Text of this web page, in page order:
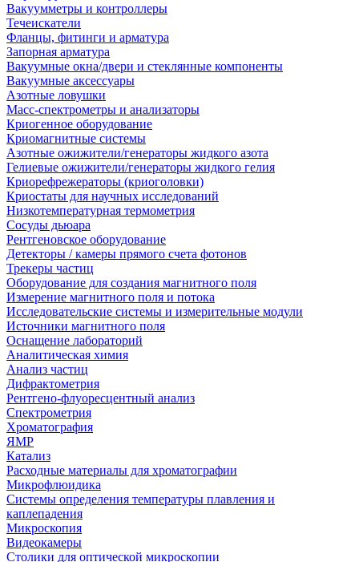
Вакуумметры и контроллеры
Течеискатели
Фланцы, фитинги и арматура
Запорная арматура
Вакуумные окна/двери и стеклянные компоненты
Вакуумные аксессуары
Азотные ловушки
Масс-спектрометры и анализаторы
Криогенное оборудование
Криомагнитные системы
Азотные ожижители/генераторы жидкого азота
Гелиевые ожижители/генераторы жидкого гелия
Криорефрежераторы (криоголовки)
Криостаты для научных исследований
Низкотемпературная термометрия
Сосуды дьюара
Рентгеновское оборудование
Детекторы / камеры прямого счета фотонов
Трекеры частиц
Оборудование для создания магнитного поля
Измерение магнитного поля и потока
Исследовательские системы и измерительные модули
Источники магнитного поля
Оснащение лабораторий
Аналитическая химия
Анализ частиц
Дифрактометрия
Рентгено-флуоресцентный анализ
Спектрометрия
Хроматография
ЯМР
Катализ
Расходные материалы для хроматографии
Микрофлюидика
Системы определения температуры плавления и
каплепадения
Микроскопия
Видеокамеры
Столики для оптической микроскопии